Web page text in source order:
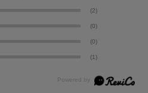
(2)
(0)
(0)
(1)